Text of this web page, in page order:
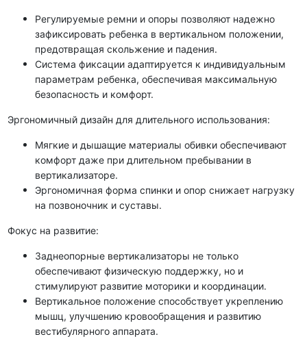
Регулируемые ремни и опоры позволяют надежно
зафиксировать ребенка в вертикальном положении,
предотвращая скольжение и падения.
Система фиксации адаптируется к индивидуальным
параметрам ребенка, обеспечивая максимальную
безопасность и комфорт.
Эргономичный дизайн для длительного использования:
Мягкие и дышащие материалы обивки обеспечивают
комфорт даже при длительном пребывании в
вертикализаторе.
Эргономичная форма спинки и опор снижает нагрузку
на позвоночник и суставы.
Фокус на развитие:
Заднеопорные вертикализаторы не только
обеспечивают физическую поддержку, но и
стимулируют развитие моторики и координации.
Вертикальное положение способствует укреплению
мышц, улучшению кровообращения и развитию
вестибулярного аппарата.